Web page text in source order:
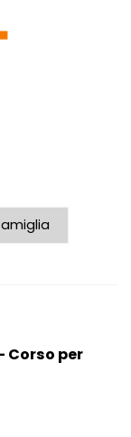
– Corso per